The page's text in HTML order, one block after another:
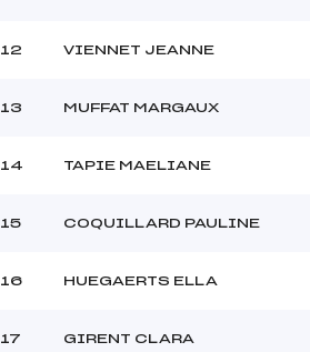
12 VIENNET JEANNE
13 MUFFAT MARGAUX
14 TAPIE MAELIANE
15 COQUILLARD PAULINE
16 HUEGAERTS ELLA
17 GIRENT CLARA